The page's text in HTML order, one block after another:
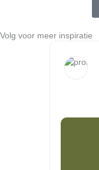
Volg voor meer inspiratie